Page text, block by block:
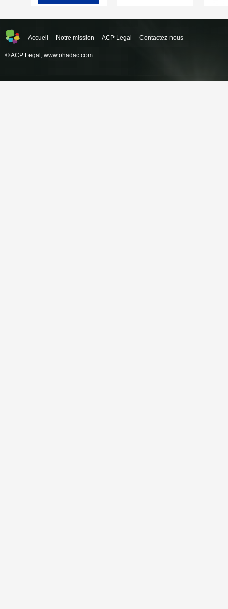
Accueil Notre mission ACP Legal Contactez-nous
© ACP Legal, www.ohadac.com